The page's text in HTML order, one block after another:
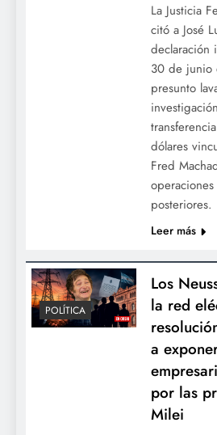
La Justicia
citó a José
declaración
30 de junio
presunto
dólares
Fred
posteriores.
Leer más
POLÍTICA
Los
la red
a
por las
Milei